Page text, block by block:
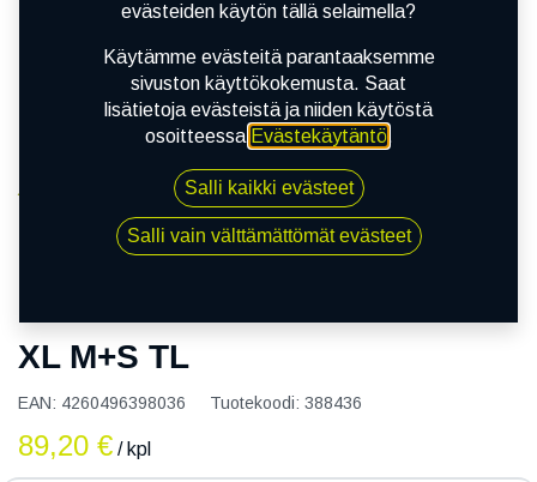
145/80R13C SECURITY AW418 XL M+S TL
XL M+S TL
EAN: 4260496398036 Tuotekoodi: 388436
89,20 € / kpl
evästeiden käytön tällä selaimella?
Käytämme evästeitä parantaaksemme
sivuston käyttökokemusta. Saat
lisätietoja evästeistä ja niiden käytöstä
osoitteessa Evästekäytäntö.
Salli kaikki evästeet
Salli vain välttämättömät evästeet